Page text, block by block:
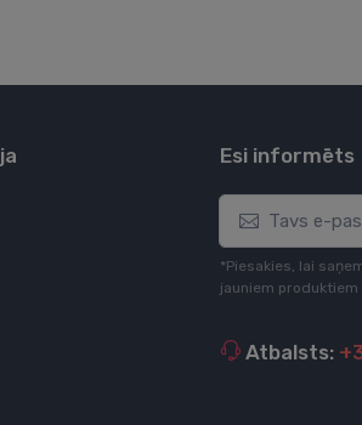
Esi informēts
*Piesakies, lai
jauniem produktiem
Atbalsts: